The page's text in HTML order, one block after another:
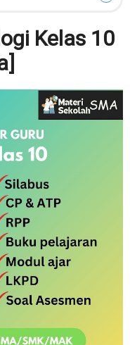
Kelas 10